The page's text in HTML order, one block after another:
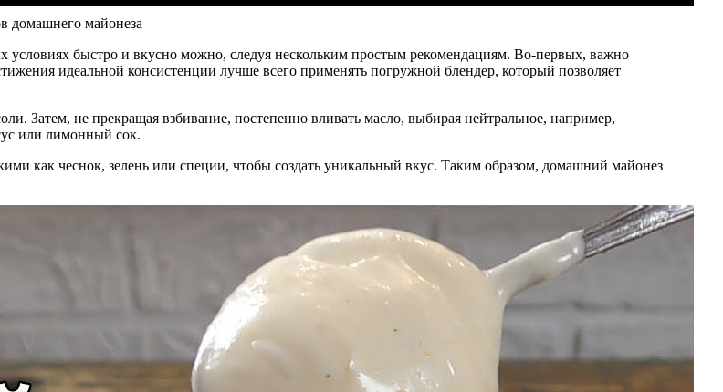
майонеза
быстро и вкусно можно, следуя нескольким простым рекомендациям. Во-первых, важно
идеальной консистенции лучше всего применять погружной блендер, который позволяет
Затем, не прекращая взбивание, постепенно вливать масло, выбирая нейтральное, например,
или лимонный сок.
как чеснок, зелень или специи, чтобы создать уникальный вкус. Таким образом, домашний майонез